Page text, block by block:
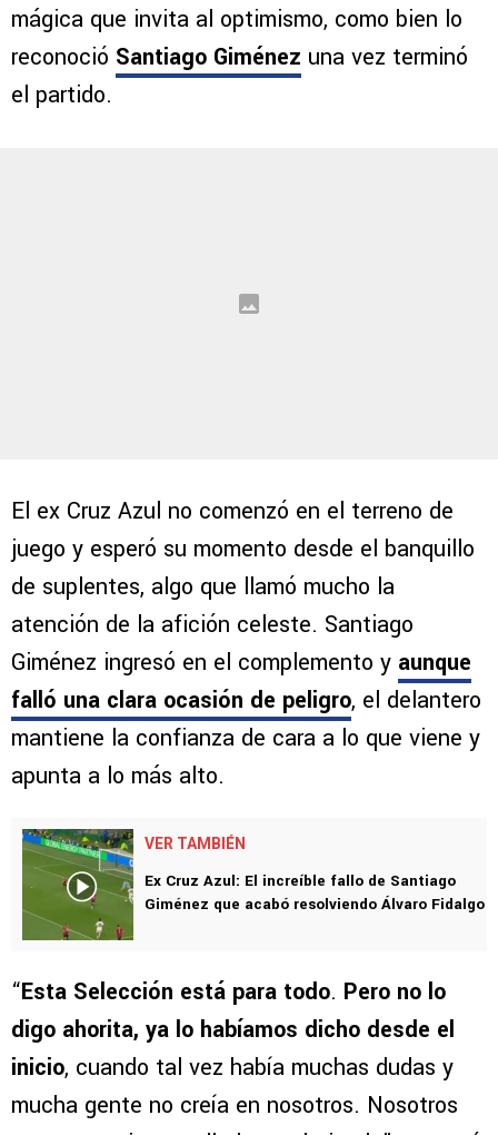
mágica que invita al optimismo, como bien lo
reconoció Santiago Giménez una vez terminó
el partido.
El ex Cruz Azul no comenzó en el terreno de
juego y esperó su momento desde el banquillo
de suplentes, algo que llamó mucho la
atención de la afición celeste. Santiago
Giménez ingresó en el complemento y aunque
falló una clara ocasión de peligro, el delantero
mantiene la confianza de cara a lo que viene y
apunta a lo más alto.
VER TAMBIÉN
Ex Cruz Azul: El increíble fallo de Santiago
Giménez que acabó resolviendo Álvaro Fidalgo
“Esta Selección está para todo. Pero no lo
digo ahorita, ya lo habíamos dicho desde el
inicio, cuando tal vez había muchas dudas y
mucha gente no creía en nosotros. Nosotros